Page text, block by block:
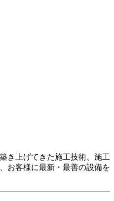
き上げてきた施工技術、施工
お客様に最新・最善の設備を